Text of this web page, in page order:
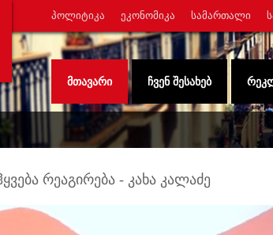
ᲞᲝᲚᲘᲢᲘᲙᲐ ᲔᲙᲝᲜᲝᲛᲘᲙᲐ ᲡᲐᲛᲐᲠᲗᲐᲚᲘ
ᲛᲗᲐᲕᲐᲠᲘ ᲩᲕᲔᲜ ᲨᲔᲡᲐᲮᲔᲑ
რეაგირება - კახა კალაძე